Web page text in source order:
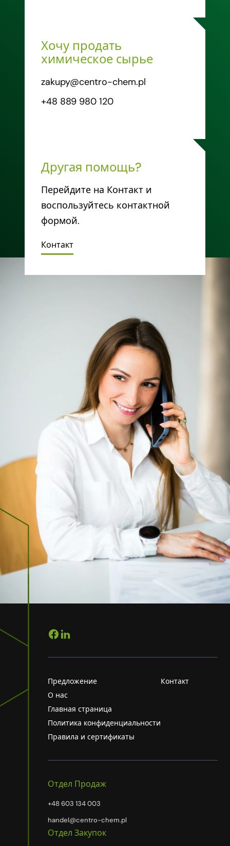
Хочу продать
химическое сырье
zakupy@centro-chem.pl
+48 889 980 120
Другая помощь?
Перейдите на Контакт и
воспользуйтесь контактной
формой.
Контакт
Предложение
О нас
Главная страница
Политика конфиденциальности
Правила и сертификаты
Контакт
Отдел Продаж
+48 603 134 003
handel@centro-chem.pl
Отдел Закупок